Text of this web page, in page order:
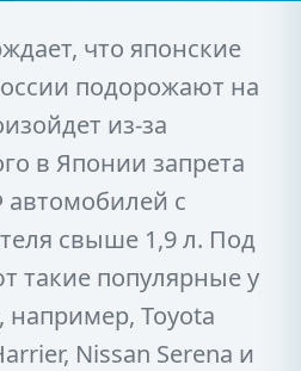
что японские
подорожают на
из-за
в Японии запрета
автомобилей с
свыше 1,9 л. Под
такие популярные у
например, Toyota
Nissan Serena и